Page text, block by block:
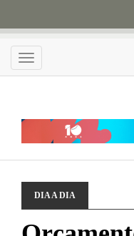
Menu
DIA A DIA